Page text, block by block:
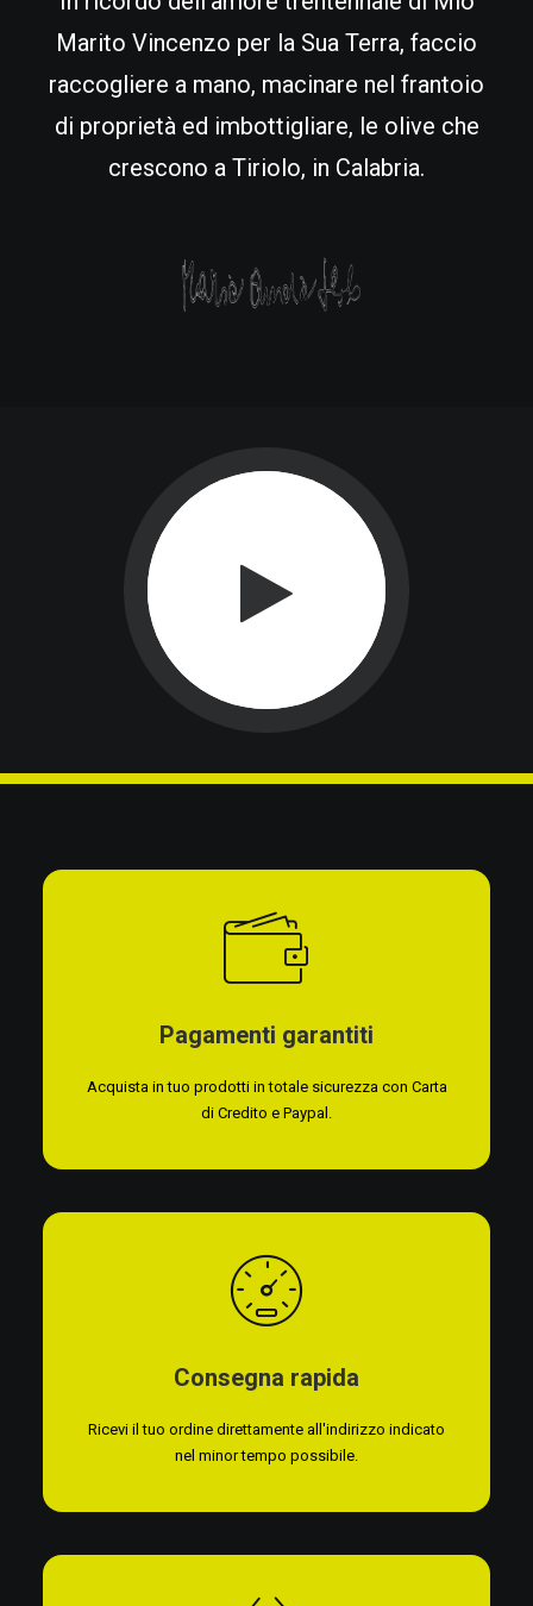
Marito Vincenzo per la Sua Terra, faccio
raccogliere a mano, macinare nel frantoio
di proprietà ed imbottigliare, le olive che
crescono a Tiriolo, in Calabria.
Pagamenti garantiti
Acquista in tuo prodotti in totale sicurezza con Carta
di Credito e Paypal.
Consegna rapida
Ricevi il tuo ordine direttamente all'indirizzo indicato
nel minor tempo possibile.